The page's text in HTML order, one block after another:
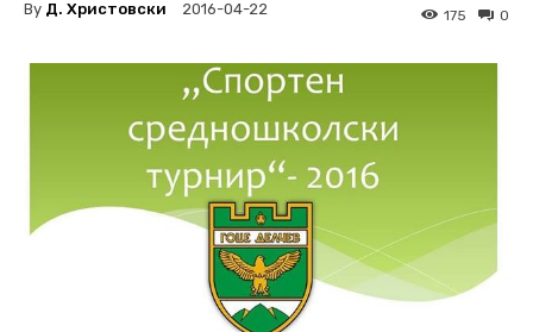
By Д. Христовски 2016-04-22 0
175